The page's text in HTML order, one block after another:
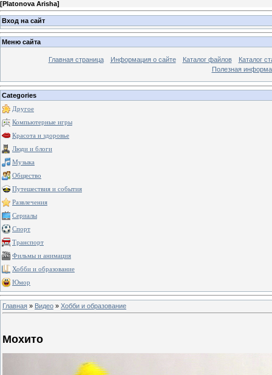
[Platonova Arisha]
Вход на сайт
Меню сайта
Главная страница Информация о сайте Каталог файлов
Каталог
Полезная
Categories
Другое
Компьютерные игры
Красота и здоровье
Люди и блоги
Музыка
Общество
Путешествия и события
Развлечения
Сериалы
Спорт
Транспорт
Фильмы и анимация
Хобби и образование
Юмор
Главная » Видео » Хобби и образование
Мохито